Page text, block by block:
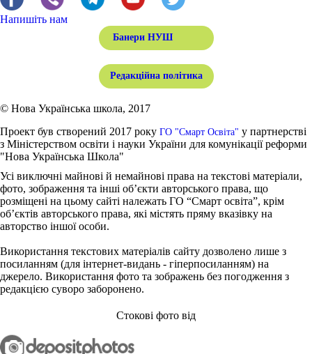
Напишіть нам
Банери НУШ
Редакційна політика
© Нова Українська школа, 2017
Проект був створений 2017 року ГО "Смарт Освіта" у партнерстві
з Міністерством освіти і науки України для комунікації реформи
"Нова Українська Школа"
Усі виключні майнові й немайнові права на текстові матеріали,
фото, зображення та інші об’єкти авторського права, що
розміщені на цьому сайті належать ГО “Смарт освіта”, крім
об’єктів авторського права, які містять пряму вказівку на
авторство іншої особи.
Використання текстових матеріалів сайту дозволено лише з
посиланням (для інтернет-видань - гіперпосиланням) на
джерело. Використання фото та зображень без погодження з
редакцією суворо заборонено.
Стокові фото від